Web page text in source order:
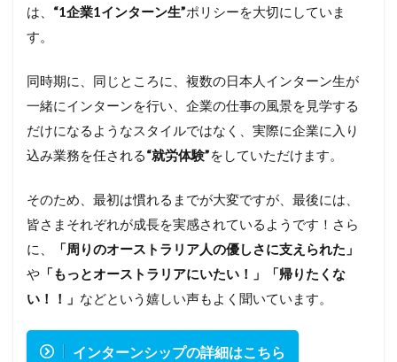
は、 “1企業1インターン生”ポリシーを大切にしていま
す。
同時期に、同じところに、複数の日本人インターン生が
一緒にインターンを行い、企業の仕事の風景を見学する
だけになるようなスタイルではなく、実際に企業に入り
込み業務を任される“就労体験”をしていただけます。
そのため、最初は慣れるまでが大変ですが、最後には、
皆さまそれぞれが成長を実感されているようです！さら
に、
「周りのオーストラリア人の優しさに支えられた」
や 「もっとオーストラリアにいたい！」「帰りたくな
い！！」 などという嬉しい声もよく聞いています。
インターンシップの詳細はこちら